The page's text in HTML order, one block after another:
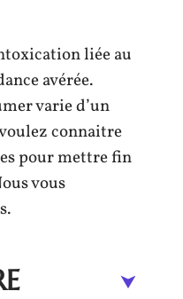
liée au
avérée.
varie d’un
connaitre
pour mettre fin
vous